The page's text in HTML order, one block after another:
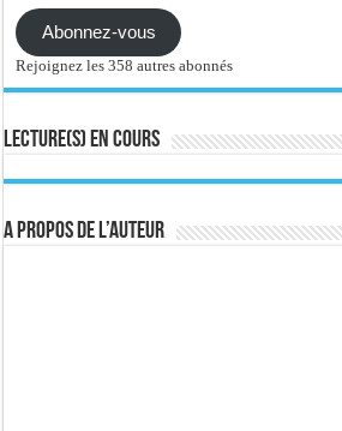
Abonnez-vous
Rejoignez les 358 autres abonnés
Lecture(s) en cours
A propos de l’auteur